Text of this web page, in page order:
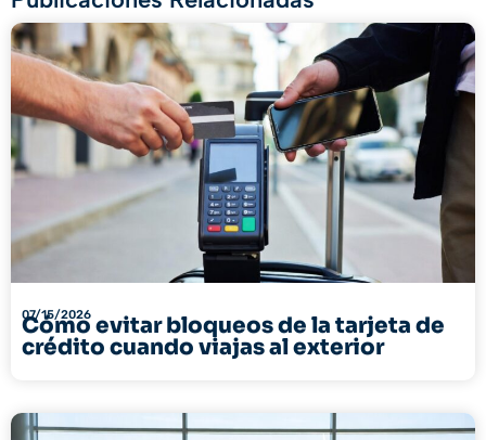
07/15/2026
Cómo evitar bloqueos de la tarjeta de
crédito cuando viajas al exterior